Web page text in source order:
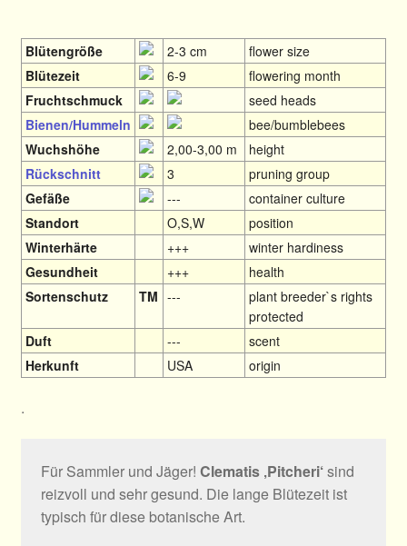
Blütengröße 2-3 cm
flower size
Blütezeit
6-9
flowering month
Fruchtschmuck
seed heads
Bienen/Hummeln
bee/bumblebees
Wuchshöhe
2,00-3,00 m
height
Rückschnitt
3
pruning group
Gefäße
---
container culture
Standort
O,S,W
position
Winterhärte
+++
winter hardiness
Gesundheit
+++
health
Sortenschutz
TM ---
plant breeder`s rights
protected
Duft
---
scent
Herkunft
USA origin
.
Für Sammler und Jäger!Clematis ‚Pitcheri‘sind
reizvoll und sehr gesund. Die lange Blütezeit ist
typisch für diese botanische Art.